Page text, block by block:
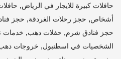
حافلات كبيرة للايجار في الرياض,
أشخاص, حجز رحلات الغردقة, حجز
حجز فنادق شرم, حفلات دهب, خدمات
الشخصيات في اسطنبول, خروجات